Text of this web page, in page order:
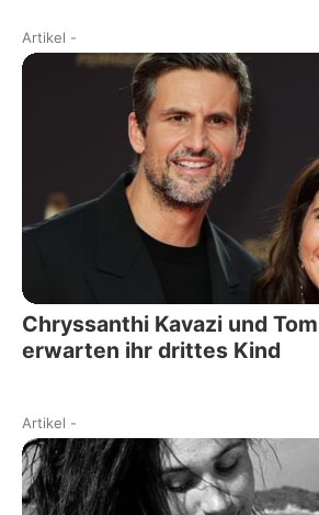
Artikel -
Chryssanthi Kavazi und
erwarten ihr drittes Kind
Artikel -